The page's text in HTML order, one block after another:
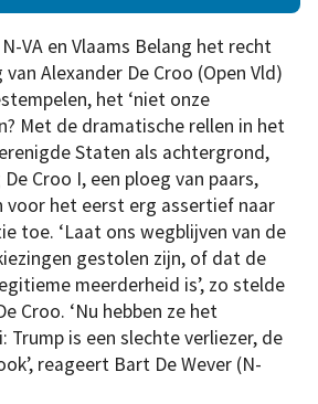
VA en Vlaams Belang het recht
Alexander De Croo (Open Vld)
het ‘niet onze
Met de dramatische rellen in het
Staten als achtergrond,
Croo I, een ploeg van paars,
voor het eerst erg assertief naar
toe. ‘Laat ons wegblijven van de
gestolen zijn, of dat de
meerderheid is’, zo stelde
Croo. ‘Nu hebben ze het
Trump is een slechte verliezer, de
reageert Bart De Wever (N-